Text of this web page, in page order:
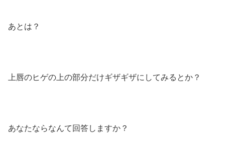
あとは？
上唇のヒゲの上の部分だけギザギザにしてみるとか？
あなたならなんて回答しますか？